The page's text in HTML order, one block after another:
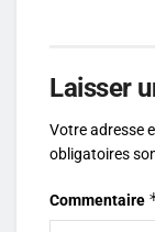
Laisser
Votre adresse
obligatoires
Commentaire